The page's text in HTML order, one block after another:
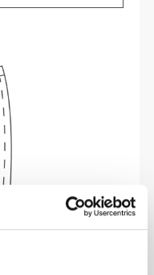
au quotidien,